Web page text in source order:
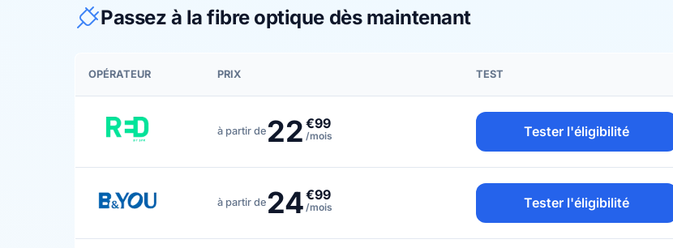
Passez à la fibre optique dès maintenant
OPÉRATEUR PRIX TEST
à partir de 22 €99
/mois Tester l'éligibilité
à partir de 24€99
/mois Tester l'éligibilité